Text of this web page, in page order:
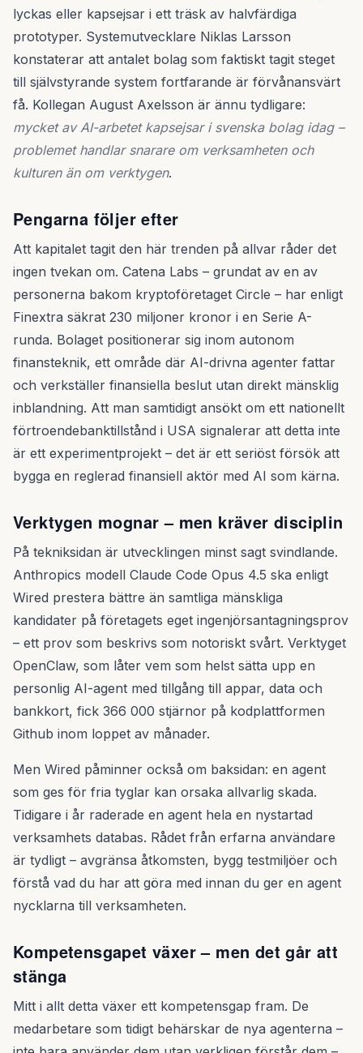
lyckas eller kapsejsar i ett träsk av halvfärdiga
prototyper. Systemutvecklare Niklas Larsson
konstaterar att antalet bolag som faktiskt tagit steget
till självstyrande system fortfarande är förvånansvärt
få. Kollegan August Axelsson är ännu tydligare:
mycket av AI-arbetet kapsejsar i svenska bolag idag –
problemet handlar snarare om verksamheten och
kulturen än om verktygen.
Pengarna följer efter
Att kapitalet tagit den här trenden på allvar råder det
ingen tvekan om. Catena Labs – grundat av en av
personerna bakom kryptoföretaget Circle – har enligt
Finextra säkrat 230 miljoner kronor i en Serie A-
runda. Bolaget positionerar sig inom autonom
finansteknik, ett område där AI-drivna agenter fattar
och verkställer finansiella beslut utan direkt mänsklig
inblandning. Att man samtidigt ansökt om ett nationellt
förtroendebanktillstånd i USA signalerar att detta inte
är ett experimentprojekt – det är ett seriöst försök att
bygga en reglerad finansiell aktör med AI som kärna.
Verktygen mognar – men kräver disciplin
På tekniksidan är utvecklingen minst sagt svindlande.
Anthropics modell Claude Code Opus 4.5 ska enligt
Wired prestera bättre än samtliga mänskliga
kandidater på företagets eget ingenjörsantagningsprov
– ett prov som beskrivs som notoriskt svårt. Verktyget
OpenClaw, som låter vem som helst sätta upp en
personlig AI-agent med tillgång till appar, data och
bankkort, fick 366 000 stjärnor på kodplattformen
Github inom loppet av månader.
Men Wired påminner också om baksidan: en agent
som ges för fria tyglar kan orsaka allvarlig skada.
Tidigare i år raderade en agent hela en nystartad
verksamhets databas. Rådet från erfarna användare
är tydligt – avgränsa åtkomsten, bygg testmiljöer och
förstå vad du har att göra med innan du ger en agent
nycklarna till verksamheten.
Kompetensgapet växer – men det går att
stänga
Mitt i allt detta växer ett kompetensgap fram. De
medarbetare som tidigt behärskar de nya agenterna –